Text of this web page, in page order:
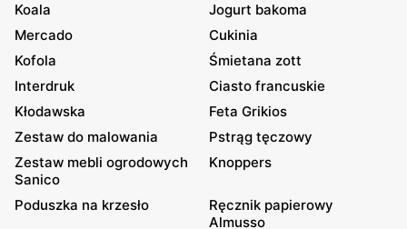
Koala
Jogurt bakoma
Mercado
Cukinia
Kofola
Śmietana zott
Interdruk
Ciasto francuskie
Kłodawska
Feta Grikios
Zestaw do malowania
Pstrąg tęczowy
Zestaw mebli ogrodowych
Sanico
Knoppers
Poduszka na krzesło
Ręcznik papierowy
Almusso